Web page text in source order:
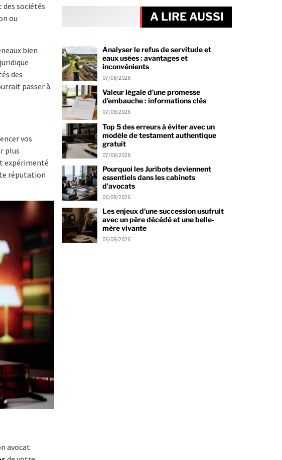
sociétés
ou
bien
des
passer à
vos
plus
expérimenté
réputation
avocat
A LIRE AUSSI
Analyser le refus de servitude et
eaux usées : avantages et
inconvénients
07/08/2026
Valeur légale d’une promesse
d’embauche : informations clés
07/08/2026
Top 5 des erreurs à éviter avec un
modèle de testament authentique
gratuit
07/08/2026
Pourquoi les Juribots deviennent
essentiels dans les cabinets
d’avocats
06/08/2026
Les enjeux d’une succession usufruit
avec un père décédé et une belle-
mère vivante
06/08/2026